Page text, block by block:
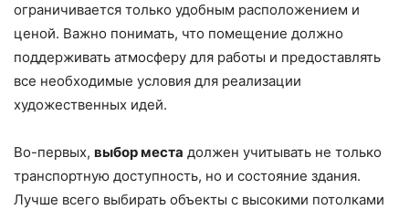
ограничивается только удобным расположением и
ценой. Важно понимать, что помещение должно
поддерживать атмосферу для работы и предоставлять
все необходимые условия для реализации
художественных идей.
Во-первых, выбор места должен учитывать не только
транспортную доступность, но и состояние здания.
Лучше всего выбирать объекты с высокими потолками